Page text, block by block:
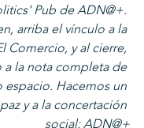
Pub de ADN@+.
arriba el vínculo a la
Comercio, y al cierre,
a la nota completa de
espacio. Hacemos un
y a la concertación
social: ADN@+